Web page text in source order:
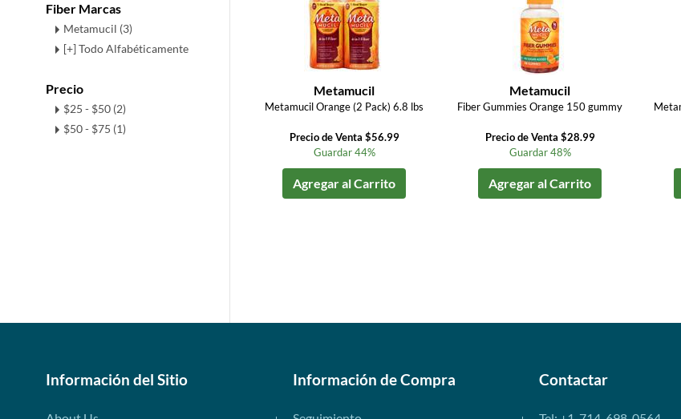
Fiber Marcas
Metamucil (3)
[+] Todo Alfabéticamente
Precio
$25 - $50 (2)
$50 - $75 (1)
Metamucil
Metamucil Orange (2 Pack) 6.8 lbs
Precio de Venta $56.99
Guardar 44%
Agregar al Carrito
Metamucil
Fiber Gummies Orange 150 gummy
Precio de Venta $28.99
Guardar 48%
Agregar al Carrito
Información del Sitio Información de Compra Contactar